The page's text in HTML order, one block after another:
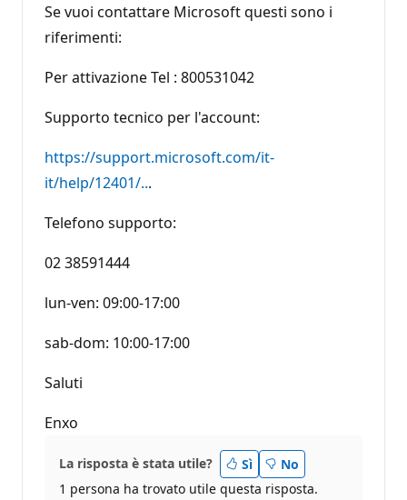
Se vuoi contattare Microsoft questi sono i
riferimenti:
Per attivazione Tel : 800531042
Supporto tecnico per l'account:
https://support.microsoft.com/it-
it/help/12401/...
Telefono supporto:
02 38591444
lun-ven: 09:00-17:00
sab-dom: 10:00-17:00
Saluti
Enxo
La risposta è stata utile? Sì
No
1 persona ha trovato utile questa risposta.